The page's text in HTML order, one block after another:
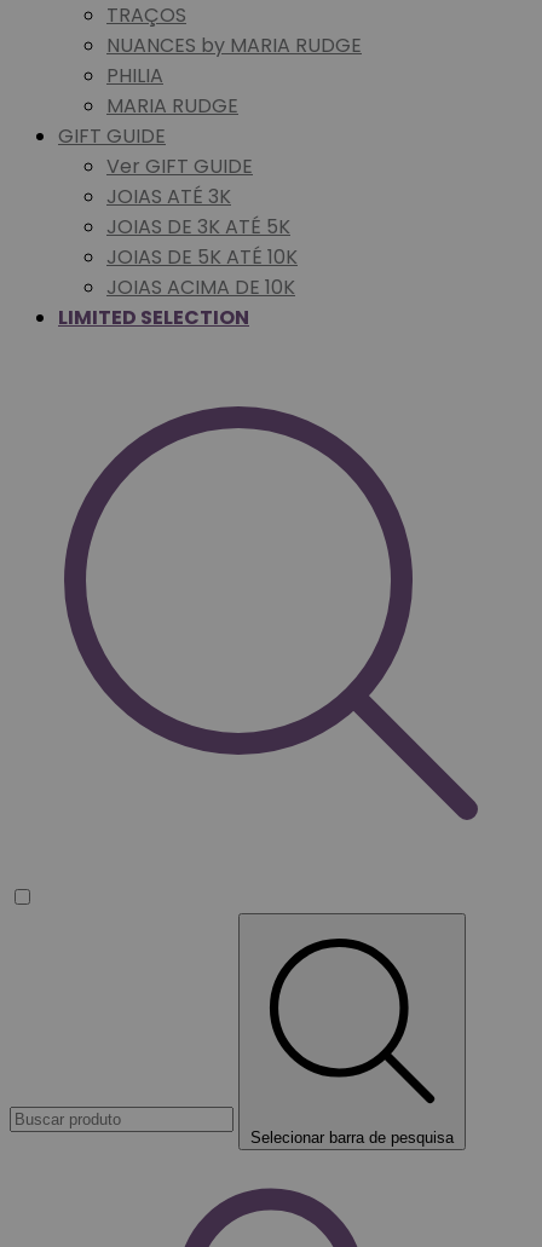
TRAÇOS
NUANCES by MARIA RUDGE
PHILIA
MARIA RUDGE
GIFT GUIDE
Ver GIFT GUIDE
JOIAS ATÉ 3K
JOIAS DE 3K ATÉ 5K
JOIAS DE 5K ATÉ 10K
JOIAS ACIMA DE 10K
LIMITED SELECTION
Selecionar barra de pesquisa